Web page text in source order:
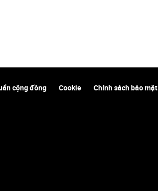
cộng đồng Cookie Chính sách bảo mật